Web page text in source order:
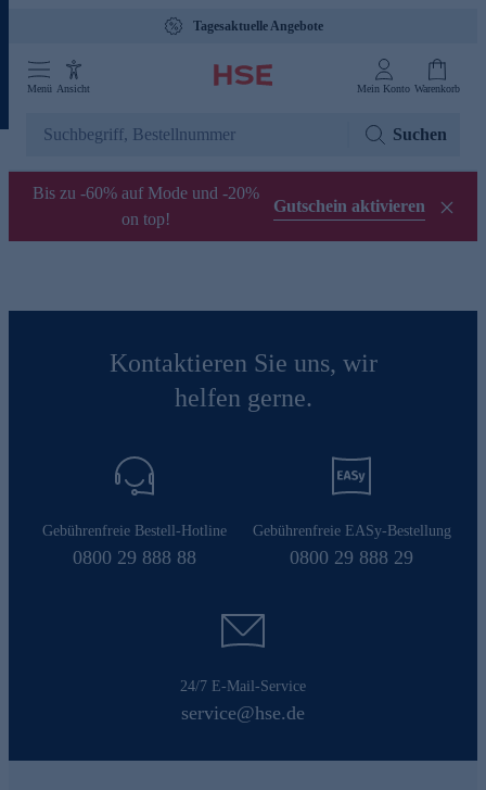
Tagesaktuelle Angebote
Menü Ansicht Mein Konto Warenkorb
Suchen
Bis zu -60% auf Mode und -20%
on top!
Gutschein aktivieren
Kontaktieren Sie uns, wir
helfen gerne.
Gebührenfreie Bestell-Hotline
0800 29 888 88
Gebührenfreie EASy-Bestellung
0800 29 888 29
24/7 E-Mail-Service
service@hse.de